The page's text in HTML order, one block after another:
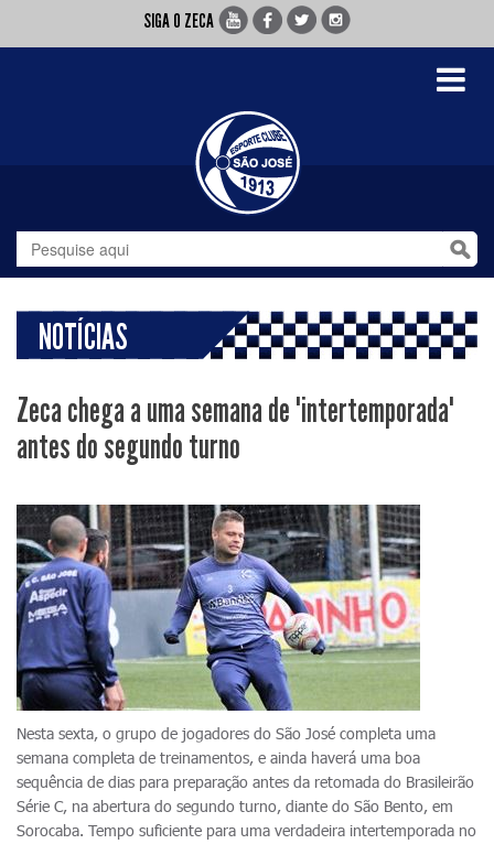
SIGA O ZECA
Toggle
NOTÍCIAS
Zeca chega a uma semana de "intertemporada"
antes do segundo turno
Nesta sexta, o grupo de jogadores do São José completa uma
semana completa de treinamentos, e ainda haverá uma boa
sequência de dias para preparação antes da retomada do Brasileirão
Série C, na abertura do segundo turno, diante do São Bento, em
Sorocaba. Tempo suficiente para uma verdadeira intertemporada no